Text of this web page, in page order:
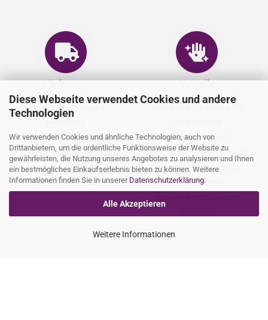
Diese Webseite verwendet Cookies und andere
Technologien
Wir verwenden Cookies und ähnliche Technologien, auch von
Drittanbietern, um die ordentliche Funktionsweise der Website zu
gewährleisten, die Nutzung unseres Angebotes zu analysieren und Ihnen
ein bestmögliches Einkaufserlebnis bieten zu können. Weitere
Informationen finden Sie in unserer Datenschutzerklärung.
Alle Akzeptieren
Weitere Informationen
Lieferung
Schnelle Fertigung auf
Bestellung
Lieferung nach Deutschland,
Österreich und in die Schweiz
sowie in viele weitere Länder
Zustellung mit DPD oder DHL
Vorteile
mit Logos und nach
persönlichen Vorstellungen
Sonderanfertigungen für
private Projekte